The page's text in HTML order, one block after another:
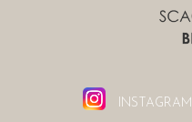
INSTAGRAM